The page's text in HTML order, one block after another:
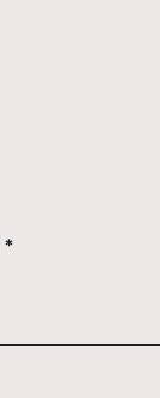
*